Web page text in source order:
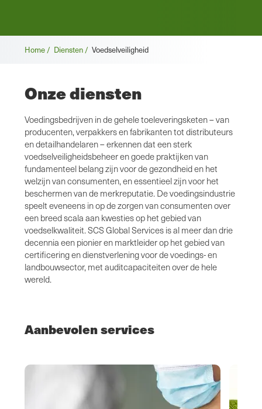
Broodkruimel
Home / Diensten / Voedselveiligheid
Onze diensten
Voedingsbedrijven in de gehele toeleveringsketen – van
producenten, verpakkers en fabrikanten tot distributeurs
en detailhandelaren – erkennen dat een sterk
voedselveiligheidsbeheer en goede praktijken van
fundamenteel belang zijn voor de gezondheid en het
welzijn van consumenten, en essentieel zijn voor het
beschermen van de merkreputatie. De voedingsindustrie
speelt eveneens in op de zorgen van consumenten over
een breed scala aan kwesties op het gebied van
voedselkwaliteit. SCS Global Services is al meer dan drie
decennia een pionier en marktleider op het gebied van
certificering en dienstverlening voor de voedings- en
landbouwsector, met auditcapaciteiten over de hele
wereld.
Aanbevolen services